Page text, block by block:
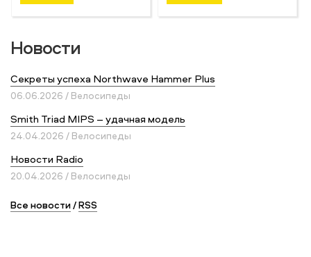
Новости
Секреты успеха Northwave Hammer Plus
06.06.2026 / Велосипеды
Smith Triad MIPS – удачная модель
24.04.2026 / Велосипеды
Новости Radio
20.04.2026 / Велосипеды
Все новости/RSS